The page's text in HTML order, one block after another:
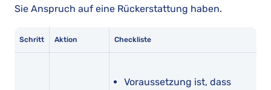
Sie Anspruch auf eine Rückerstattung haben.
Schritt Aktion Checkliste
Voraussetzung ist, dass